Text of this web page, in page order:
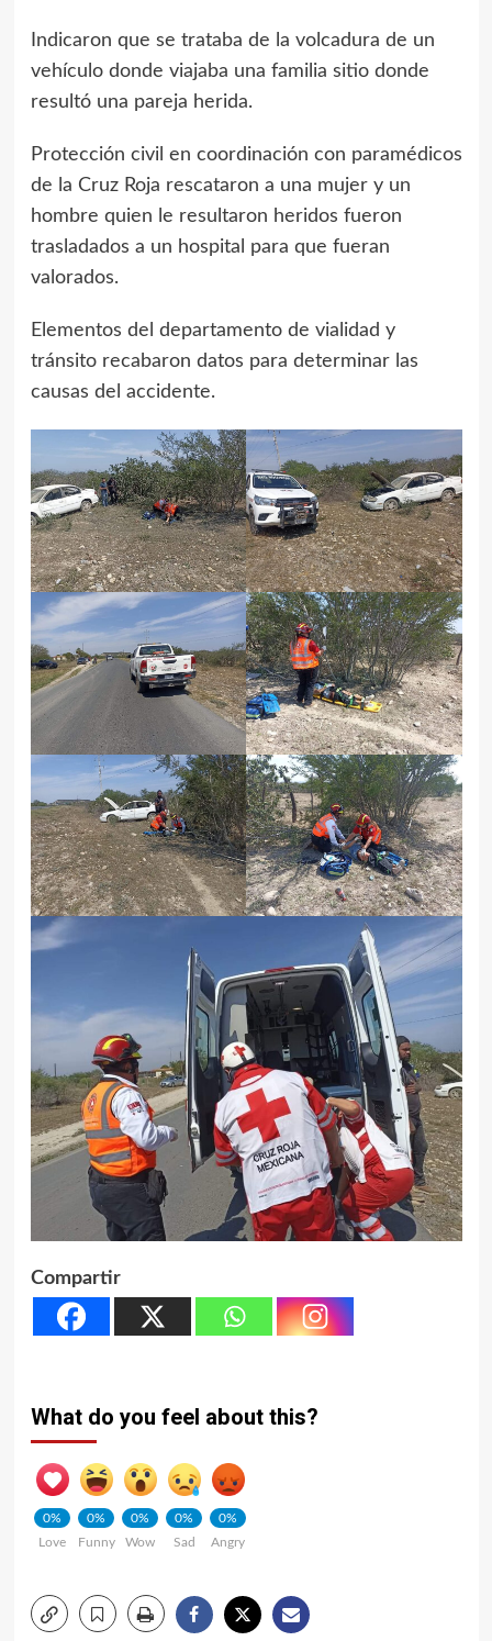
Indicaron que se trataba de la volcadura de un
vehículo donde viajaba una familia sitio donde
resultó una pareja herida.
Protección civil en coordinación con paramédicos
de la Cruz Roja rescataron a una mujer y un
hombre quien le resultaron heridos fueron
trasladados a un hospital para que fueran
valorados.
Elementos del departamento de vialidad y
tránsito recabaron datos para determinar las
causas del accidente.
Compartir
What do you feel about this?
0%
Love
0%
Funny
0%
Wow
0%
Sad
0%
Angry